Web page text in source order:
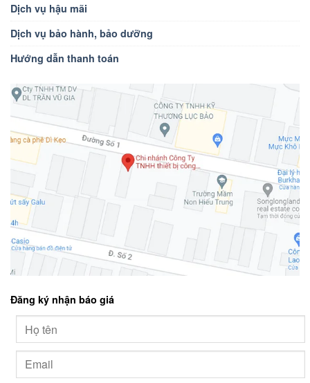
Dịch vụ hậu mãi
Dịch vụ bảo hành, bảo dưỡng
Hướng dẫn thanh toán
Đăng ký nhận báo giá